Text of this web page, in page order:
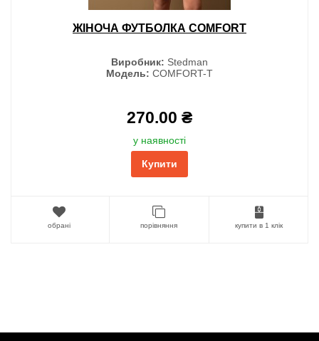
ЖІНОЧА ФУТБОЛКА COMFORT
Виробник: Stedman
Модель: COMFORT-T
270.00 ₴
у наявності
Купити
обрані порівняння купити в 1 клік